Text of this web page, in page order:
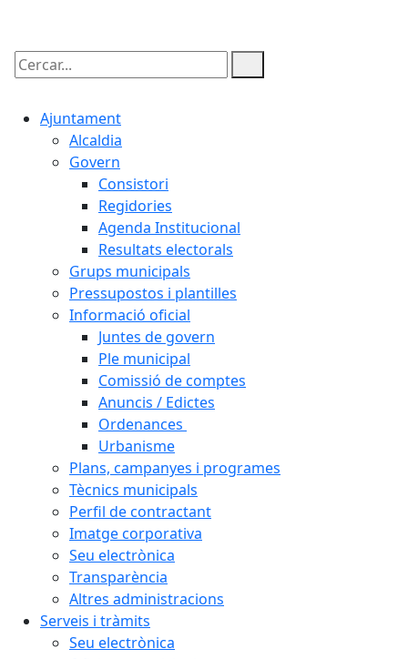
Cercar:
Ajuntament
Alcaldia
Govern
Consistori
Regidories
Agenda Institucional
Resultats electorals
Grups municipals
Pressupostos i plantilles
Informació oficial
Juntes de govern
Ple municipal
Comissió de comptes
Anuncis / Edictes
Ordenances
Urbanisme
Plans, campanyes i programes
Tècnics municipals
Perfil de contractant
Imatge corporativa
Seu electrònica
Transparència
Altres administracions
Serveis i tràmits
Seu electrònica